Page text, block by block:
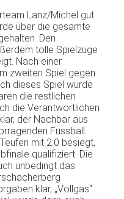
Lanz/Michel gut
über die gesamte
. Den
tolle Spielzüge
. Nach einer
zweiten Spiel gegen
dieses Spiel wurde
die restlichen
die Verantwortlichen
, der Nachbar aus
Fussball.
Teufen mit 2:0 besiegt,
qualifiziert. Die
unbedingt das
klar, „Vollgas“